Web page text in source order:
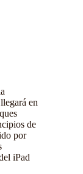
en
de
por
iPad